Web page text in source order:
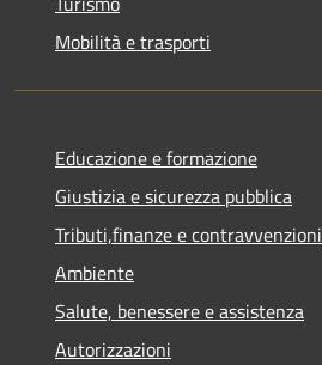
Mobilità e trasporti
Educazione e formazione
Giustizia e sicurezza pubblica
Tributi,finanze e contravvenzioni
Ambiente
Salute, benessere e assistenza
Autorizzazioni